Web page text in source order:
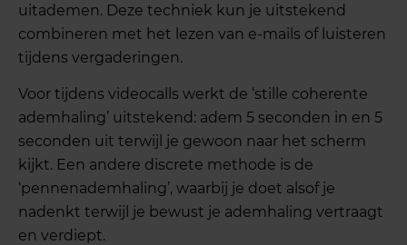
uitademen. Deze techniek kun je uitstekend
combineren met het lezen van e-mails of luisteren
tijdens vergaderingen.
Voor tijdens videocalls werkt de ‘stille coherente
ademhaling’ uitstekend: adem 5 seconden in en 5
seconden uit terwijl je gewoon naar het scherm
kijkt. Een andere discrete methode is de
‘pennenademhaling’, waarbij je doet alsof je
nadenkt terwijl je bewust je ademhaling vertraagt
en verdiept.